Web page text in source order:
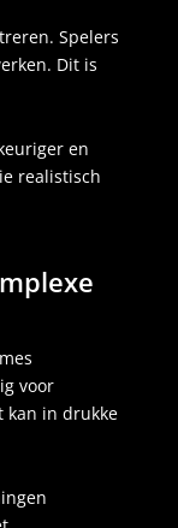
Spelers
Dit is
en
realistisch
voor
kan in drukke